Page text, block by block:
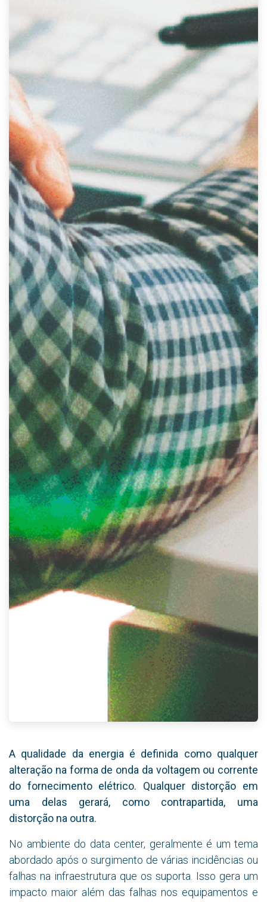
A qualidade da energia é definida como qualquer
alteração na forma de onda da voltagem ou corrente
do fornecimento elétrico. Qualquer distorção em
uma delas gerará, como contrapartida, uma
distorção na outra.
No ambiente do data center, geralmente é um tema
abordado após o surgimento de várias incidências ou
falhas na infraestrutura que os suporta. Isso gera um
impacto maior além das falhas nos equipamentos e